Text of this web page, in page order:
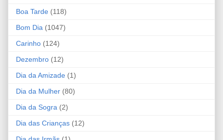
Boa Tarde (118)
Bom Dia (1047)
Carinho (124)
Dezembro (12)
Dia da Amizade (1)
Dia da Mulher (80)
Dia da Sogra (2)
Dia das Crianças (12)